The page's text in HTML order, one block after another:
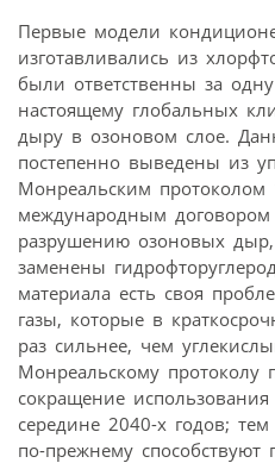
Первые модели
изготавливались из
были ответственны за
настоящему глобальных
дыру в озоновом слое.
постепенно выведены из
Монреальским протоколом
международным
разрушению озоновых
заменены
материала есть своя
газы, которые в
раз сильнее, чем
Монреальскому протоколу
сокращение
середине 2040-х годов;
по-прежнему способствуют